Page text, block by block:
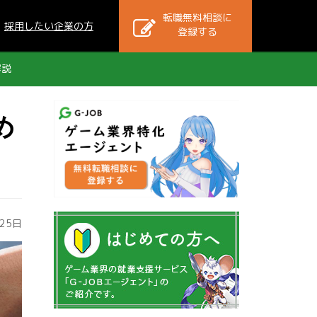
採用したい企業の方
転職無料相談に
登録する
日